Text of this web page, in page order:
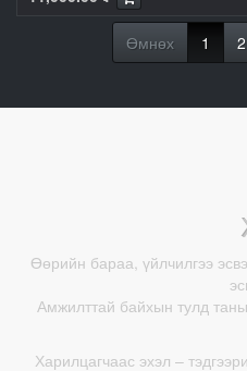
Өмнөх 1 2
Өөрийн бараа, үйлчилгээ
Амжилттай байхын тулд
Харилцагчаас эхэл –